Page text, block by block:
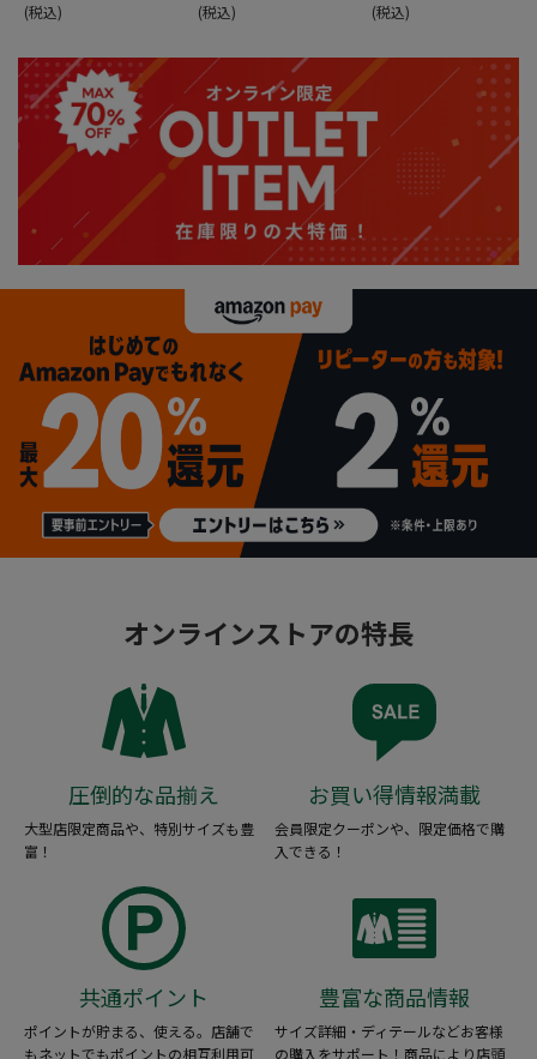
(税込)
Oキャップ＊カタロ
(税込) (税込)
オンラインストアの特長
圧倒的な品揃え
大型店限定商品や、特別サイズも豊
富！
お買い得情報満載
会員限定クーポンや、限定価格で購
入できる！
共通ポイント
ポイントが貯まる、使える。店舗で
もネットでもポイントの相互利用可
豊富な商品情報
サイズ詳細・ディテールなどお客様
の購入をサポート！商品により店頭